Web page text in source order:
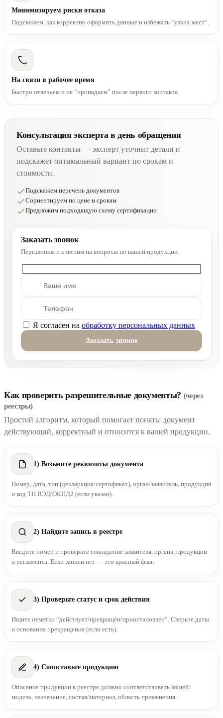
Минимизируем риски отказа
Подскажем, как корректно оформить данные и избежать “узких мест”.
На связи в рабочее время
Быстро отвечаем и не “пропадаем” после первого контакта.
Консультация эксперта в день обращения
Оставьте контакты — эксперт уточнит детали и
подскажет оптимальный вариант по срокам и
стоимости.
Подскажем перечень документов
Сориентируем по цене и срокам
Предложим подходящую схему сертификации
Заказать звонок
Перезвоним и ответим на вопросы по вашей продукции.
Оставьте это поле пустым.
Я согласен на обработку персональных данных
Как проверить разрешительные документы? (через
реестры)
Простой алгоритм, который помогает понять: документ
действующий, корректный и относится к вашей продукции.
1) Возьмите реквизиты документа
Номер, дата, тип (декларация/сертификат), орган/заявитель, продукция
и код ТН ВЭД/ОКПД2 (если указан).
2) Найдите запись в реестре
Введите номер и проверьте совпадение заявителя, органа, продукции
и регламента. Если записи нет — это красный флаг.
3) Проверьте статус и срок действия
Ищите отметки “действует/прекращён/приостановлен”. Сверьте даты
и основания прекращения (если есть).
4) Сопоставьте продукцию
Описание продукции в реестре должно соответствовать вашей:
модель, назначение, состав/материал, область применения.